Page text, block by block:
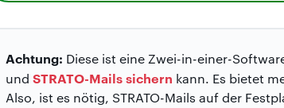
Achtung: Diese ist eine Zwei-in-einer-
und STRATO-Mails sichern kann. Es bietet
Also, ist es nötig, STRATO-Mails auf der